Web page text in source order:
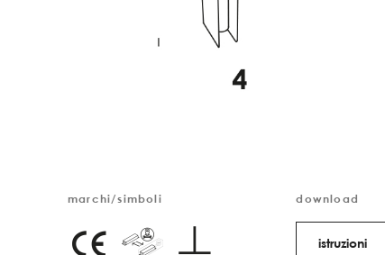
marchi/simboli download
istruzioni